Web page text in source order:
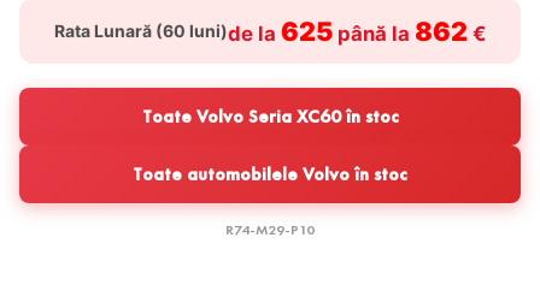
Rata Lunară (60 luni)de la 625până la 862 €
Toate Volvo Seria XC60 în stoc
Toate automobilele Volvo în stoc
R74-M29-P10